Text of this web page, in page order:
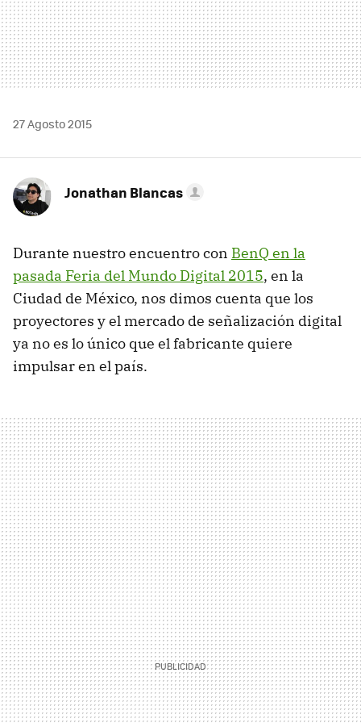
27 Agosto 2015
Jonathan Blancas
Durante nuestro encuentro con BenQ en la
pasada Feria del Mundo Digital 2015, en la
Ciudad de México, nos dimos cuenta que los
proyectores y el mercado de señalización digital
ya no es lo único que el fabricante quiere
impulsar en el país.